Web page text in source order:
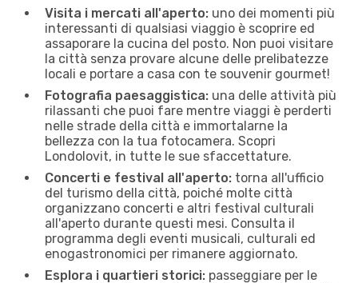
Visita i mercati all'aperto: uno dei momenti più
interessanti di qualsiasi viaggio è scoprire ed
assaporare la cucina del posto. Non puoi visitare
la città senza provare alcune delle prelibatezze
locali e portare a casa con te souvenir gourmet!
Fotografia paesaggistica: una delle attività più
rilassanti che puoi fare mentre viaggi è perderti
nelle strade della città e immortalarne la
bellezza con la tua fotocamera. Scopri
Londolovit, in tutte le sue sfaccettature.
Concerti e festival all'aperto: torna all'ufficio
del turismo della città, poiché molte città
organizzano concerti e altri festival culturali
all'aperto durante questi mesi. Consulta il
programma degli eventi musicali, culturali ed
enogastronomici per rimanere aggiornato.
Esplora i quartieri storici: passeggiare per le